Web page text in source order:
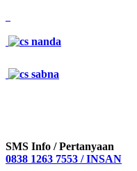
SMS Info / Pertanyaan
0838 1263 7553 / INSAN